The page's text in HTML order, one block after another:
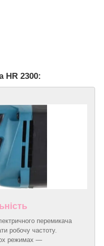
HR 2300:
перемикача
робочу частоту.
режимах —